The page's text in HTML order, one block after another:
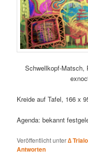
Schwellkopf-Matsch,
Kreide auf Tafel, 166 x
Agenda: bekannt
Veröffentlicht unter∆
Antworten